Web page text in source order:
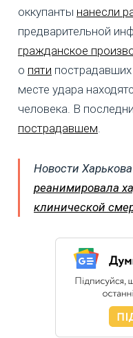
оккупанты нанесли
предварительной
гражданское
о пяти
месте удара
человека. В
пострадавшем
Новости
реанимировала
клинической